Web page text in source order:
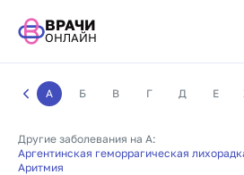
ВРАЧИ
ОНЛАЙН
А Б В Г Д Е
Другие заболевания на А:
Аргентинская геморрагическая
Аритмия